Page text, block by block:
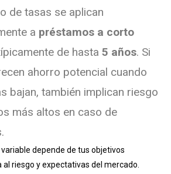
de tasas se aplican
a préstamos a corto
de hasta 5 años. Si
ahorro potencial cuando
bajan, también implican riesgo
más altos en caso de
depende de tus objetivos
riesgo y expectativas del mercado.